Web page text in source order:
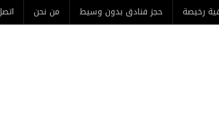
حجز فنادق بدون وسيط من نحن اتصل بنا